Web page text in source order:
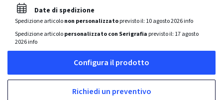
Date di spedizione
Spedizione articolonon personalizzatoprevisto il: 10 agosto 2026info
Spedizione articolopersonalizzato con Serigrafia previsto il: 17 agosto
2026info
Configura il prodotto
Richiedi un preventivo